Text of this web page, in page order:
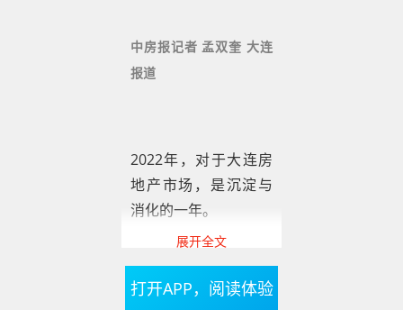
中房报记者 孟双奎 大连
报道
2022年，对于大连房
地产市场，是沉淀与
消化的一年。
疫情第3年，受居民收
展开全文
打开APP，阅读体验